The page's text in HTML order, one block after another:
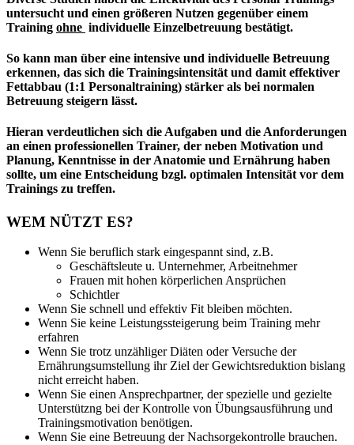
untersucht und einen größeren Nutzen gegenüber einem
Training ohne individuelle Einzelbetreuung bestätigt.
So kann man über eine intensive und individuelle Betreuung
erkennen, das sich die Trainingsintensität und damit effektiver
Fettabbau (1:1 Personaltraining) stärker als bei normalen
Betreuung steigern lässt.
Hieran verdeutlichen sich die Aufgaben und die Anforderungen
an einen professionellen Trainer, der neben Motivation und
Planung, Kenntnisse in der Anatomie und Ernährung haben
sollte, um eine Entscheidung bzgl. optimalen Intensität vor dem
Trainings zu treffen.
WEM NÜTZT ES?
Wenn Sie beruflich stark eingespannt sind, z.B.
Geschäftsleute u. Unternehmer, Arbeitnehmer
Frauen mit hohen körperlichen Ansprüchen
Schichtler
Wenn Sie schnell und effektiv Fit bleiben möchten.
Wenn Sie keine Leistungssteigerung beim Training mehr
erfahren
Wenn Sie trotz unzähliger Diäten oder Versuche der
Ernährungsumstellung ihr Ziel der Gewichtsreduktion bislang
nicht erreicht haben.
Wenn Sie einen Ansprechpartner, der spezielle und gezielte
Unterstützng bei der Kontrolle von Übungsausführung und
Trainingsmotivation benötigen.
Wenn Sie eine Betreuung der Nachsorgekontrolle brauchen.